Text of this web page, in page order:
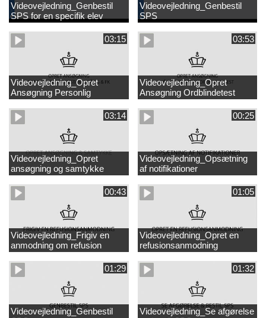
Videovejledning_Genbestil
SPS for en specifik elev
Videovejledning_Genbestil
SPS
03:15
Videovejledning_Opret
Ansøgning Personlig
Assistance FG og FK
03:53
Videovejledning_Opret
Ansøgning Ordblindetest
03:14
Videovejledning_Opret
ansøgning og samtykke
00:25
Videovejledning_Opsætning
af notifikationer
00:43
Videovejledning_Frigiv en
anmodning om refusion
01:05
Videovejledning_Opret en
refusionsanmodning
01:29
Videovejledning_Genbestil
01:32
Videovejledning_Se afgørelse